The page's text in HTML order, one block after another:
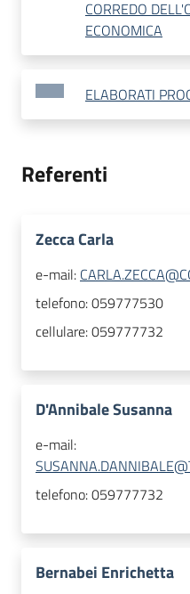
CORREDO
ECONOMICA
ELABORATI
Referenti
Zecca Carla
e-mail:
telefono:059777530
cellulare:059777732
D'Annibale Susanna
e-mail:
telefono:059777732
Bernabei Enrichetta